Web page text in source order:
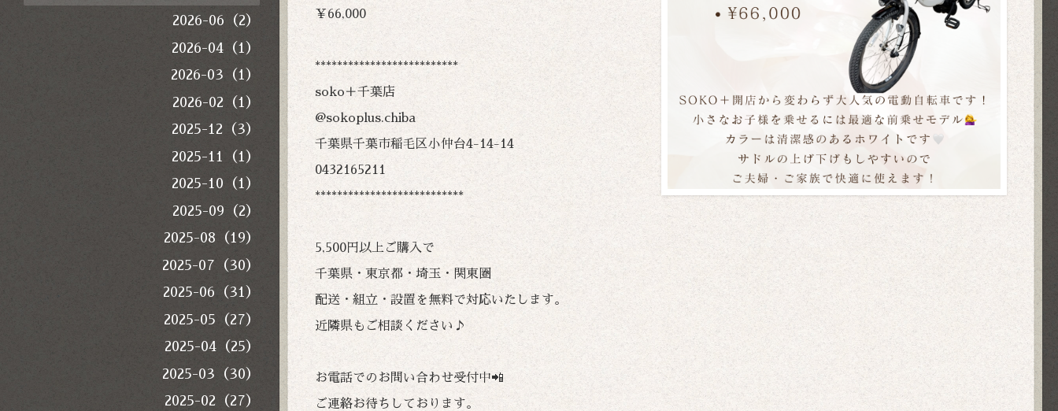
￥66,000
**************************
soko＋千葉店
@sokoplus.chiba
千葉県千葉市稲毛区小仲台4-14-14
0432165211
***************************
5,500円以上ご購入で
千葉県・東京都・埼玉・関東圏
配送・組立・設置を無料で対応いたします。
近隣県もご相談ください♪
お電話でのお問い合わせ受付中📲
ご連絡お待ちしております。
2026-06（2）
2026-04（1）
2026-03（1）
2026-02（1）
2025-12（3）
2025-11（1）
2025-10（1）
2025-09（2）
2025-08（19）
2025-07（30）
2025-06（31）
2025-05（27）
2025-04（25）
2025-03（30）
2025-02（27）